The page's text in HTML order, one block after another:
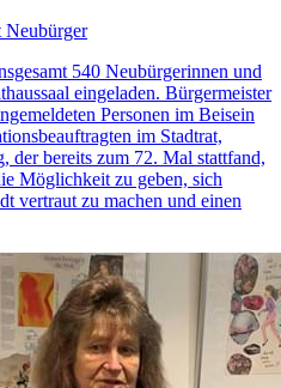
Neubürger
540 Neubürgerinnen und
eingeladen. Bürgermeister
Personen im Beisein
im Stadtrat,
der bereits zum 72. Mal stattfand,
Möglichkeit zu geben, sich
vertraut zu machen und einen